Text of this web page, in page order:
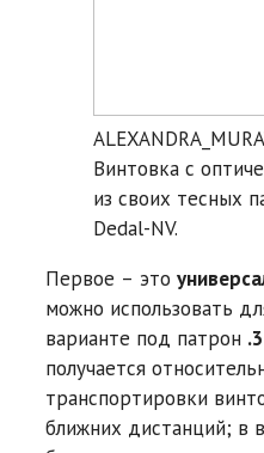
Винтовка с
из своих тесных
Dedal-NV.
Первое – это
можно использовать
варианте под патрон
получается
транспортировки
ближних дистанций; в